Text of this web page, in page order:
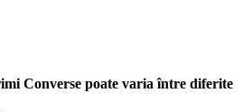
Converse poate varia între diferite